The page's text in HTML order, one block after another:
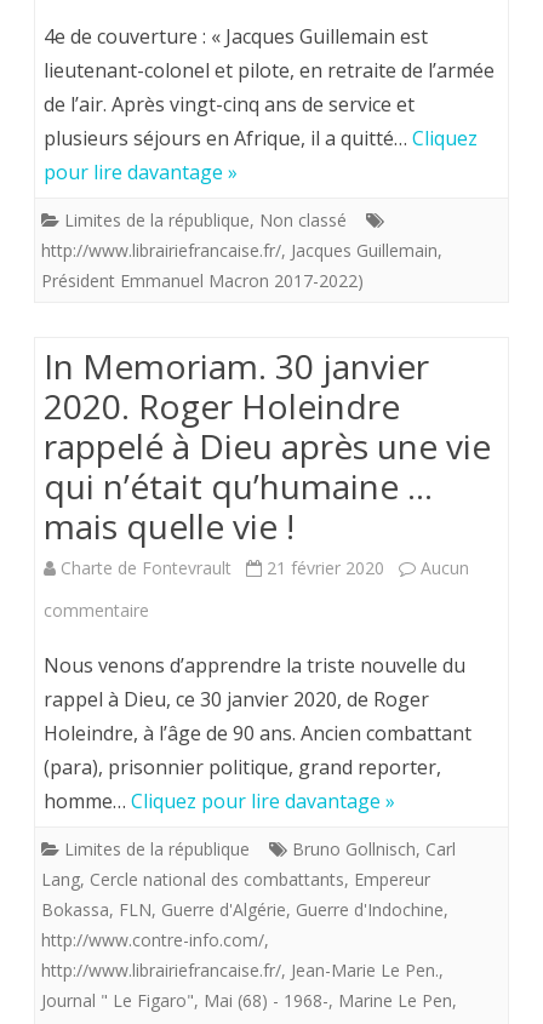
Guillemain.
le
4e de couverture : « Jacques Guillemain est
lieutenant-colonel et pilote, en retraite de l’armée
de l’air. Après vingt-cinq ans de service et
plusieurs séjours en Afrique, il a quitté… Cliquez
pour lire davantage »
Limites de la république, Non classé
http://www.librairiefrancaise.fr/, Jacques Guillemain,
Président Emmanuel Macron 2017-2022)
In Memoriam. 30 janvier
2020. Roger Holeindre
rappelé à Dieu après une vie
qui n’était qu’humaine …
mais quelle vie !
Charte de Fontevrault 21 février 2020
Aucun
commentaire
Memoriam.
30
janvier
Roger
Holeindre
rappelé
à
Nous venons d’apprendre la triste nouvelle du
rappel à Dieu, ce 30 janvier 2020, de Roger
Holeindre, à l’âge de 90 ans. Ancien combattant
(para), prisonnier politique, grand reporter,
homme… Cliquez pour lire davantage »
Limites de la république Bruno Gollnisch, Carl
Lang, Cercle national des combattants, Empereur
Bokassa, FLN, Guerre d'Algérie, Guerre d'Indochine,
http://www.contre-info.com/,
http://www.librairiefrancaise.fr/, Jean-Marie Le Pen.,
Journal " Le Figaro", Mai (68) - 1968-, Marine Le Pen,